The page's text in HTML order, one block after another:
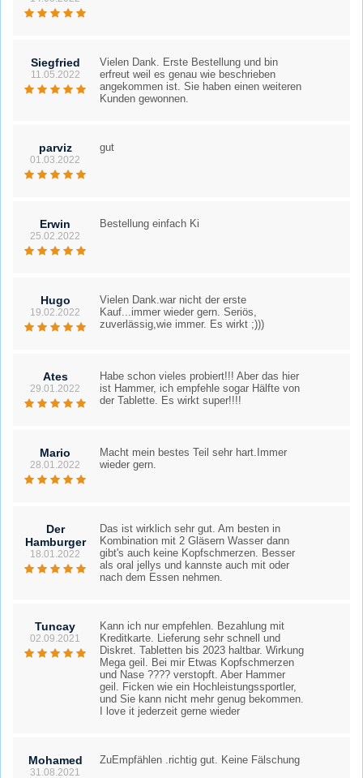
Siegfried
11.05.2022
Vielen Dank. Erste Bestellung und bin
erfreut weil es genau wie beschrieben
angekommen ist. Sie haben einen weiteren
Kunden gewonnen.
parviz
01.03.2022
gut
Erwin
25.02.2022
Bestellung einfach Ki
Hugo
19.02.2022
Vielen Dank.war nicht der erste
Kauf...immer wieder gern. Seriös,
zuverlässig,wie immer. Es wirkt ;)))
Ates
29.01.2022
Habe schon vieles probiert!!! Aber das hier
ist Hammer, ich empfehle sogar Hälfte von
der Tablette. Es wirkt super!!!!
Mario
28.01.2022
Macht mein bestes Teil sehr hart.Immer
wieder gern.
Der
Hamburger
18.01.2022
Das ist wirklich sehr gut. Am besten in
Kombination mit 2 Gläsern Wasser dann
gibt's auch keine Kopfschmerzen. Besser
als oral jellys und kannste auch mit oder
nach dem Essen nehmen.
Tuncay
02.09.2021
Kann ich nur empfehlen. Bezahlung mit
Kreditkarte. Lieferung sehr schnell und
Diskret. Tabletten bis 2023 haltbar. Wirkung
Mega geil. Bei mir Etwas Kopfschmerzen
und Nase ???? verstopft. Aber Hammer
geil. Ficken wie ein Hochleistungssportler,
und Sie kann nicht mehr genug bekommen.
I love it jederzeit gerne wieder
Mohamed
31.08.2021
ZuEmpfählen .richtig gut. Keine Fälschung